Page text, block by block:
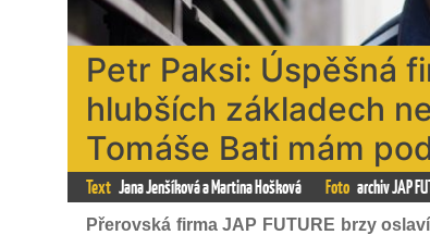
Petr Paksi: Úspěšná
hlubších základech
Tomáše Bati mám
Text Jana Jenšíková a Martina Hošková Foto archiv JAP
Přerovská firma JAP FUTURE brzy